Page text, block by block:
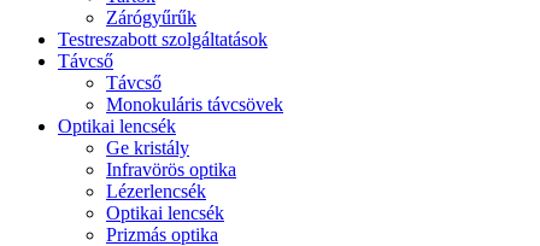
Zárógyűrűk
Testreszabott szolgáltatások
Távcső
Távcső
Monokuláris távcsövek
Optikai lencsék
Ge kristály
Infravörös optika
Lézerlencsék
Optikai lencsék
Prizmás optika